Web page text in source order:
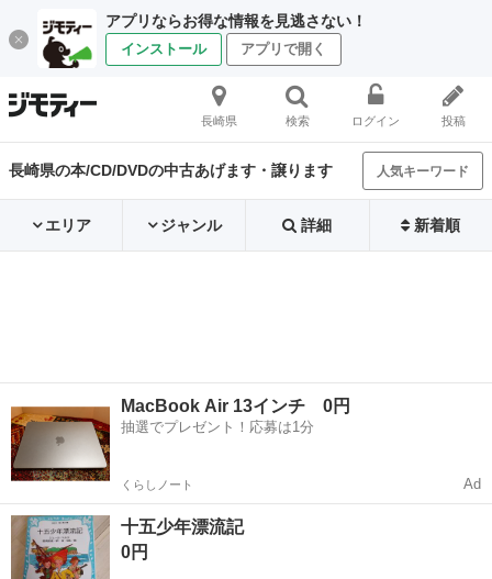
アプリならお得な情報を見逃さない！
インストール アプリで開く
長崎県 検索 ログイン 投稿
長崎県の本/CD/DVDの中古あげます・譲ります 人気キーワード
エリア ジャンル 詳細 新着順
MacBook Air 13インチ 0円
抽選でプレゼント！応募は1分
くらしノート Ad
十五少年漂流記
0円